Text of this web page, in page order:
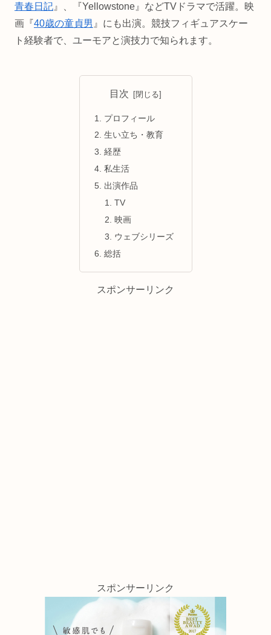
青春日記 』、『Yellowstone』などTVドラマで活躍。映
画『40歳の童貞男 』にも出演。競技フィギュアスケー
ト経験者で、ユーモアと演技力で知られます。
目次
プロフィール
生い立ち・教育
経歴
私生活
出演作品
TV
映画
ウェブシリーズ
総括
スポンサーリンク
スポンサーリンク